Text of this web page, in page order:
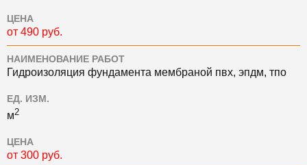
ЦЕНА
от 490 руб.
НАИМЕНОВАНИЕ РАБОТ
Гидроизоляция фундамента мембраной пвх, эпдм, тпо
ЕД. ИЗМ.
м2
ЦЕНА
от 300 руб.